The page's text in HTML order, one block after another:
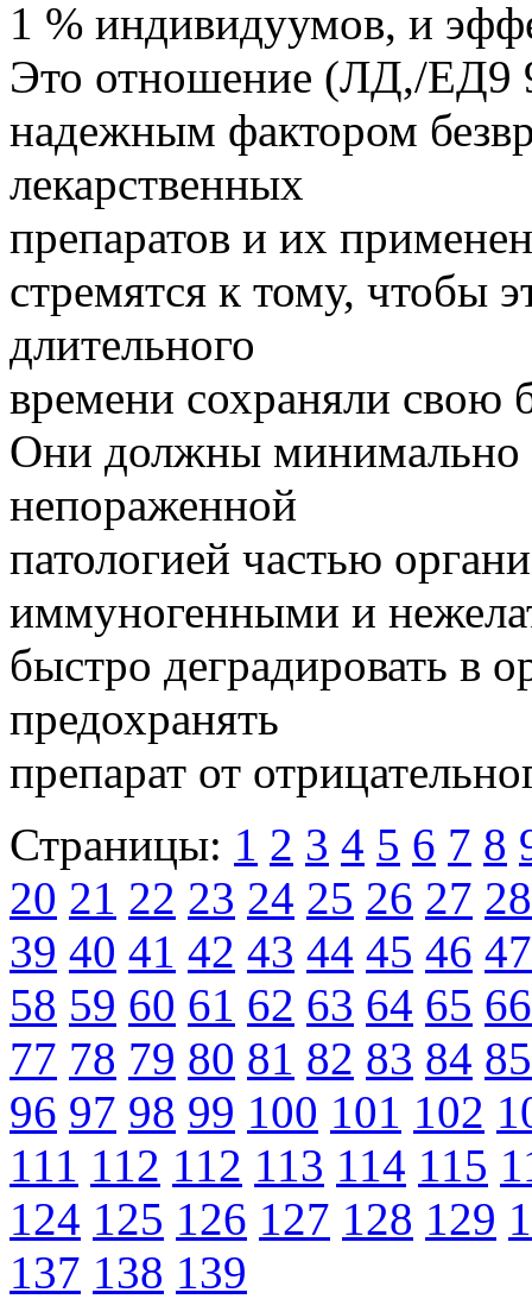
1 % индивидуумов, и
Это отношение (ЛД,/ЕД9
надежным фактором
лекарственных
препаратов и их
стремятся к тому, чтобы
длительного
времени сохраняли свою
Они должны минимально
непораженной
патологией частью
иммуногенными и
быстро деградировать в
предохранять
препарат от
Страницы: 1 2 3 4 5 6 7 8
20 21 22 23 24 25 26 27 28
39 40 41 42 43 44 45 46 47
58 59 60 61 62 63 64 65 66
77 78 79 80 81 82 83 84 85
96 97 98 99 100 101 102
111 112 112 113 114 115
124 125 126 127 128 129
137 138 139